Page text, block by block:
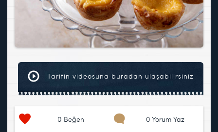
Tarifin videosuna buradan ulaşabilirsiniz
0 Beğen 0 Yorum Yaz